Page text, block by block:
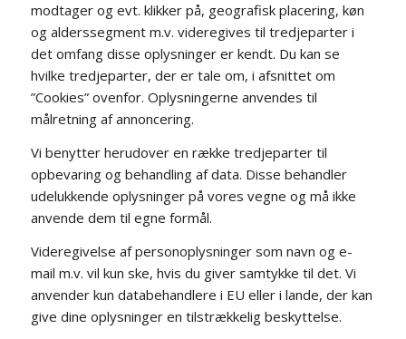
modtager og evt. klikker på, geografisk placering, køn
og alderssegment m.v. videregives til tredjeparter i
det omfang disse oplysninger er kendt. Du kan se
hvilke tredjeparter, der er tale om, i afsnittet om
”Cookies” ovenfor. Oplysningerne anvendes til
målretning af annoncering.
Vi benytter herudover en række tredjeparter til
opbevaring og behandling af data. Disse behandler
udelukkende oplysninger på vores vegne og må ikke
anvende dem til egne formål.
Videregivelse af personoplysninger som navn og e-
mail m.v. vil kun ske, hvis du giver samtykke til det. Vi
anvender kun databehandlere i EU eller i lande, der kan
give dine oplysninger en tilstrækkelig beskyttelse.